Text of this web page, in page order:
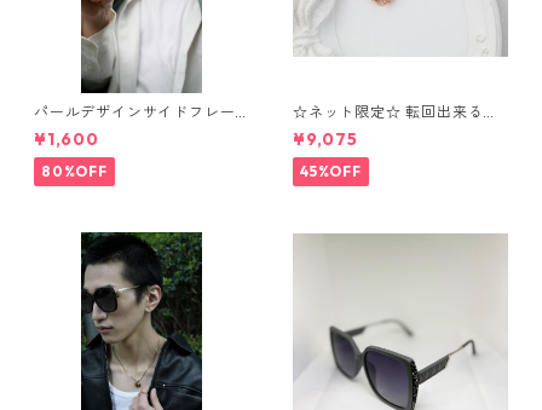
パールデザインサイドフレー
ムサングラス（Brown）** Sin
Sin*
¥1,600
80%OFF
☆ネット限定☆ 転回出来る
花 ネックレス⁺ブレスレッ
ト OS7
¥9,075
45%OFF